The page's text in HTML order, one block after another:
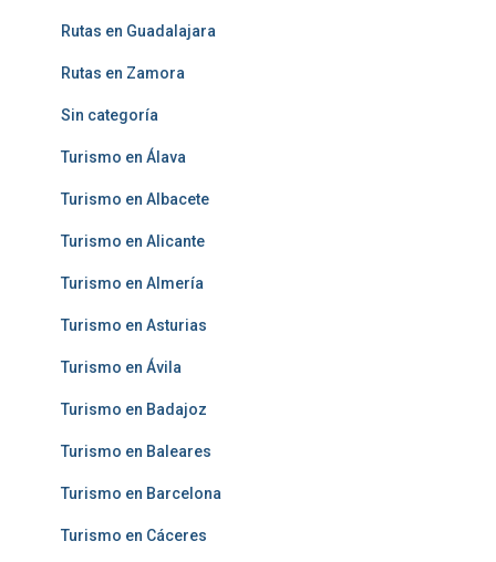
Rutas en Guadalajara
Rutas en Zamora
Sin categoría
Turismo en Álava
Turismo en Albacete
Turismo en Alicante
Turismo en Almería
Turismo en Asturias
Turismo en Ávila
Turismo en Badajoz
Turismo en Baleares
Turismo en Barcelona
Turismo en Cáceres